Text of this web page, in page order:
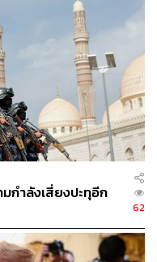
งๆ มีความเป็นไปได้
งพลังงานก็ปรากฎ
โรปพุ่งขึ้นอย่างรวดเร็ว
นนี้ (20 มีนาคม) ซึ่งสูง
และแตะระดับสูงสุดนับ
กำลังเสี่ยงปะทุอีก
62